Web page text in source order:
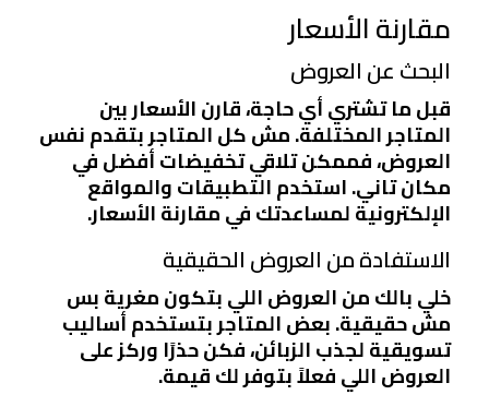
مقارنة الأسعار
البحث عن العروض
قبل ما تشتري أي حاجة، قارن الأسعار بين
المتاجر المختلفة. مش كل المتاجر بتقدم نفس
العروض، فممكن تلاقي تخفيضات أفضل في
مكان تاني. استخدم التطبيقات والمواقع
الإلكترونية لمساعدتك في مقارنة الأسعار.
الاستفادة من العروض الحقيقية
خلي بالك من العروض اللي بتكون مغرية بس
مش حقيقية. بعض المتاجر بتستخدم أساليب
تسويقية لجذب الزبائن، فكن حذرًا وركز على
العروض اللي فعلاً بتوفر لك قيمة.